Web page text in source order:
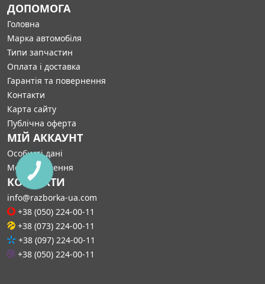
ДОПОМОГА
Головна
Марка автомобіля
Типи запчастин
Оплата і доставка
Гарантія та повернення
Контакти
Карта сайту
Публічна оферта
МІЙ АККАУНТ
Особисті дані
Мої замовлення
КОНТАКТИ
info@razborka-ua.com
+38 (050) 224-00-11
+38 (073) 224-00-11
+38 (097) 224-00-11
+38 (050) 224-00-11
КНОПКА
СВЯЗИ